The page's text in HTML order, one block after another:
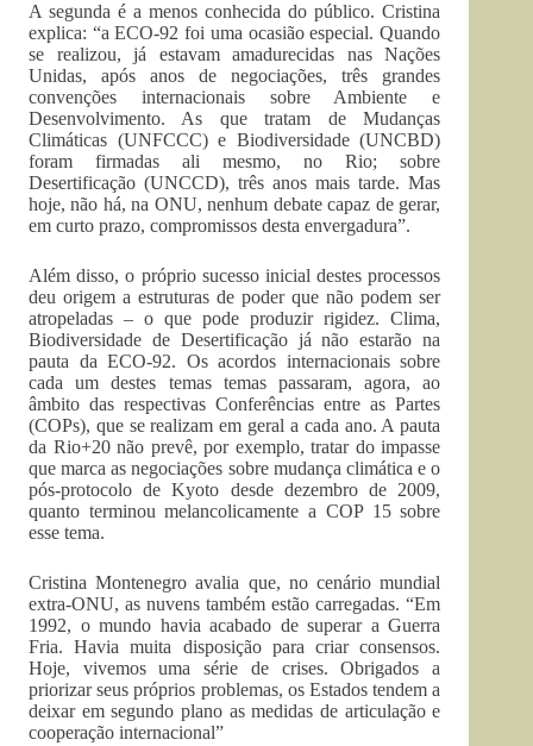
A segunda é a menos conhecida do público. Cristina
explica: “a ECO-92 foi uma ocasião especial. Quando
se realizou, já estavam amadurecidas nas Nações
Unidas, após anos de negociações, três grandes
convenções internacionais sobre Ambiente e
Desenvolvimento. As que tratam de Mudanças
Climáticas (UNFCCC) e Biodiversidade (UNCBD)
foram firmadas ali mesmo, no Rio; sobre
Desertificação (UNCCD), três anos mais tarde. Mas
hoje, não há, na ONU, nenhum debate capaz de gerar,
em curto prazo, compromissos desta envergadura”.
Além disso, o próprio sucesso inicial destes processos
deu origem a estruturas de poder que não podem ser
atropeladas – o que pode produzir rigidez. Clima,
Biodiversidade de Desertificação já não estarão na
pauta da ECO-92. Os acordos internacionais sobre
cada um destes temas temas passaram, agora, ao
âmbito das respectivas Conferências entre as Partes
(COPs), que se realizam em geral a cada ano. A pauta
da Rio+20 não prevê, por exemplo, tratar do impasse
que marca as negociações sobre mudança climática e o
pós-protocolo de Kyoto desde dezembro de 2009,
quanto terminou melancolicamente a COP 15 sobre
esse tema.
Cristina Montenegro avalia que, no cenário mundial
extra-ONU, as nuvens também estão carregadas. “Em
1992, o mundo havia acabado de superar a Guerra
Fria. Havia muita disposição para criar consensos.
Hoje, vivemos uma série de crises. Obrigados a
priorizar seus próprios problemas, os Estados tendem a
deixar em segundo plano as medidas de articulação e
cooperação internacional”